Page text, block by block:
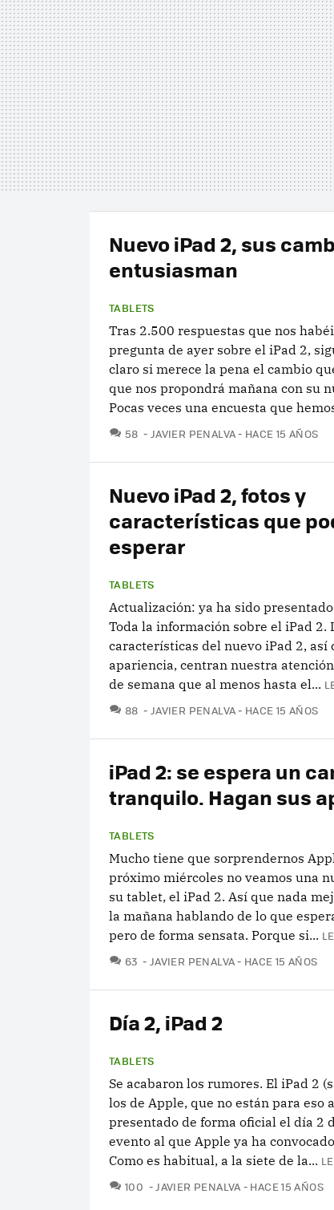
Nuevo iPad 2, sus
entusiasman
TABLETS
Tras 2.500 respuestas que nos
pregunta de ayer sobre el iPad 2,
claro si merece la pena el cambio
que nos propondrá mañana con su
Pocas veces una encuesta que
58 COMENTARIOS
JAVIER PENALVA HACE 15 AÑOS
Nuevo iPad 2, fotos y
características que
esperar
TABLETS
Actualización: ya ha sido
Toda la información sobre el iPad 2.
características del nuevo iPad 2, así
apariencia, centran nuestra
de semana que al menos hasta el...
88 COMENTARIOS
JAVIER PENALVA HACE 15 AÑOS
iPad 2: se espera un
tranquilo. Hagan sus
TABLETS
Mucho tiene que sorprendernos
próximo miércoles no veamos una
su tablet, el iPad 2. Así que nada
la mañana hablando de lo que
pero de forma sensata. Porque si...
63 COMENTARIOS
JAVIER PENALVA HACE 15 AÑOS
Día 2, iPad 2
TABLETS
Se acabaron los rumores. El iPad 2
los de Apple, que no están para eso
presentado de forma oficial el día 2
evento al que Apple ya ha
Como es habitual, a la siete de la...
100 COMENTARIOS
JAVIER PENALVA HACE 15 AÑOS